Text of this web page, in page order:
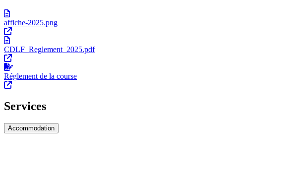
affiche-2025.png
CDLF_Reglement_2025.pdf
Réglement de la course
Services
Accommodation